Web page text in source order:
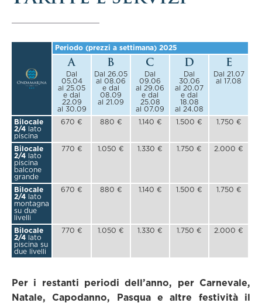
Periodo (prezzi a settimana) 2025
A
Dal
05.04
al 25.05
e dal
22.09
al 30.09
B
Dal 26.05
al 08.06
e dal
08.09
al 21.09
C
Dal
09.06
al 29.06
e dal
25.08
al 07.09
D
Dal
30.06
al 20.07
e dal
18.08
al 24.08
E
Dal 21.07
al 17.08
Bilocale
2/4 lato
piscina
670 € 880 € 1.140 € 1.500 € 1.750 €
Bilocale
2/4 lato
piscina
balcone
grande
770 € 1.050 € 1.330 € 1.750 € 2.000 €
Bilocale
2/4 lato
montagna
su due
livelli
670 € 880 € 1.140 € 1.500 € 1.750 €
Bilocale
2/4 lato
piscina su
due livelli
770 € 1.050 € 1.330 € 1.750 € 2.000 €
Per i restanti periodi dell’anno, per Carnevale,
Natale, Capodanno, Pasqua e altre festività il